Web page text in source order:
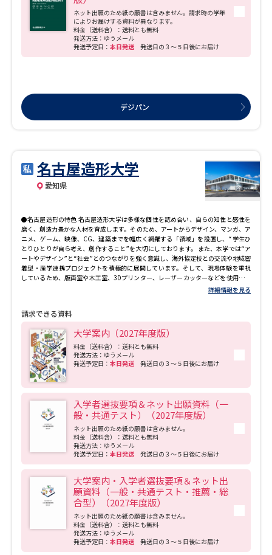
ネット出願のため紙の願書は含みません。請求時の学年
によりお届けする資料が異なります。
料金（送料含）：送料とも無料
発送方法：ゆうメール
発送予定日： 本日発送 発送日の３～５日後にお届け
デジパン
名古屋造形大学
愛知県
●名古屋造形の特色 名古屋造形大学は多様な個性を認め合い、自らの知性と感性を
磨く、創造力豊かな人材を育成します。そのため、アートからデザイン、マンガ、ア
ニメ、ゲーム、映像、CG、建築までを幅広く網羅する「領域」を設置し、“学生ひ
とりひとりが自ら考え、創作すること”を大切にしております。 また、本学では“ア
ートやデザイン”と“社会”とのつながりを強く意識し、海外協定校との交流や地域密
着型・産学連携プロジェクトを積極的に展開しています。そして、現場体験を重視
しているため、版画室や木工室、3Dプリンター、レーザーカッターなどを使用でき
る創作工房を数多く整備し、活動の原点となる造形体験をバックアップ。学生は所
詳細情報を見る
請求できる資料
大学案内（2027年度版）
料金（送料含）：送料とも無料
発送方法：ゆうメール
発送予定日： 本日発送 発送日の３～５日後にお届け
入学者選抜要項＆ネット出願資料（一
般・共通テスト）（2027年度版）
ネット出願のため紙の願書は含みません。
料金（送料含）：送料とも無料
発送方法：ゆうメール
発送予定日： 本日発送 発送日の３～５日後にお届け
大学案内・入学者選抜要項＆ネット出
願資料（一般・共通テスト・推薦・総
合型）（2027年度版）
ネット出願のため紙の願書は含みません。
料金（送料含）：送料とも無料
発送方法：ゆうメール
発送予定日： 本日発送 発送日の３～５日後にお届け